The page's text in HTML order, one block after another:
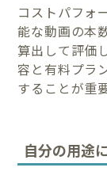
コストパフォ
能な動画の本
算出して評価
容と有料プラ
することが重
自分の用途